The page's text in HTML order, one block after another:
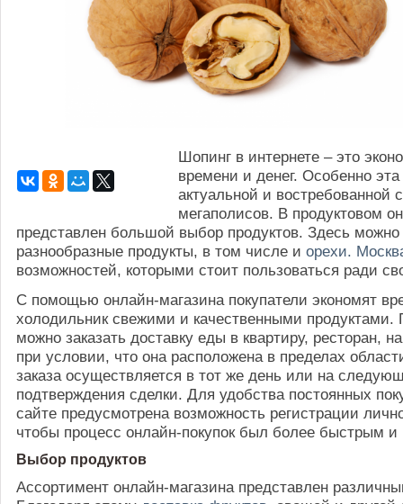
Шопинг в интернете – это
времени и денег. Особенно эта
актуальной и востребованной
мегаполисов. В продуктовом
представлен большой выбор продуктов. Здесь можно
разнообразные продукты, в том числе и орехи.
возможностей, которыми стоит пользоваться ради
С помощью онлайн-магазина покупатели экономят
холодильник свежими и качественными продуктами.
можно заказать доставку еды в квартиру, ресторан,
при условии, что она расположена в пределах
заказа осуществляется в тот же день или на
подтверждения сделки. Для удобства постоянных
сайте предусмотрена возможность регистрации
чтобы процесс онлайн-покупок был более быстрым
Выбор продуктов
Ассортимент онлайн-магазина представлен